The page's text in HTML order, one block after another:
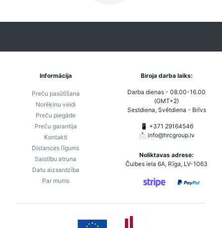
Informācija
Preču pasūtīšana
Norēķinu veidi
Preču piegāde
Preču garantija
Kontakti
Distances līgums
Saistību atruna
Datu aizsardzība
Par mums
Biroja darba laiks:
Darba dienas - 08.00-16.00
(GMT+2)
Sestdiena, Svētdiena - Brīvs
📱 +371 29164546
📩 info@hrcgroup.lv
Noliktavas adrese:
Čuibes iela 6A, Rīga, LV-1063